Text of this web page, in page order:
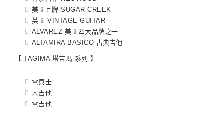
美國品牌 SUGAR CREEK
英國 VINTAGE GUITAR
ALVAREZ 美國四大品牌之一
ALTAMIRA BASICO 古典吉他
【 TAGIMA 塔吉瑪 系列 】
電貝士
木吉他
電吉他